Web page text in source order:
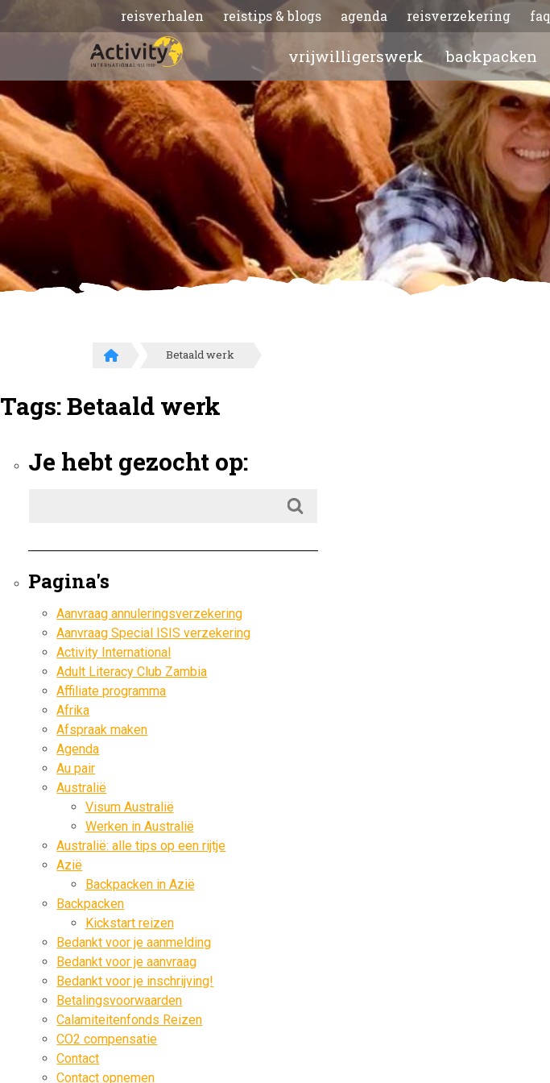
reisverhalen reistips & blogs agenda reisverzekering faq
vrijwilligerswerk backpacken
Betaald werk
Tags:Betaald werk
Je hebt gezocht op:
Pagina's
Aanvraag annuleringsverzekering
Aanvraag Special ISIS verzekering
Activity International
Adult Literacy Club Zambia
Affiliate programma
Afrika
Afspraak maken
Agenda
Au pair
Australië
Visum Australië
Werken in Australië
Australië: alle tips op een rijtje
Azië
Backpacken in Azië
Backpacken
Kickstart reizen
Bedankt voor je aanmelding
Bedankt voor je aanvraag
Bedankt voor je inschrijving!
Betalingsvoorwaarden
Calamiteitenfonds Reizen
CO2 compensatie
Contact
Contact opnemen